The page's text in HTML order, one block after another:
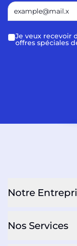
Je veux recevoir
offres spéciales
Notre
Nos Services